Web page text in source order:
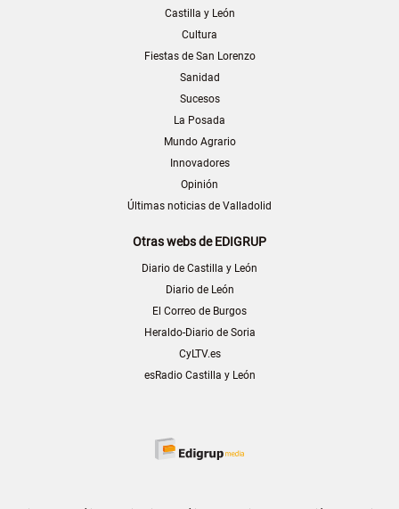
Castilla y León
Cultura
Fiestas de San Lorenzo
Sanidad
Sucesos
La Posada
Mundo Agrario
Innovadores
Opinión
Últimas noticias de Valladolid
Otras webs de EDIGRUP
Diario de Castilla y León
Diario de León
El Correo de Burgos
Heraldo-Diario de Soria
CyLTV.es
esRadio Castilla y León